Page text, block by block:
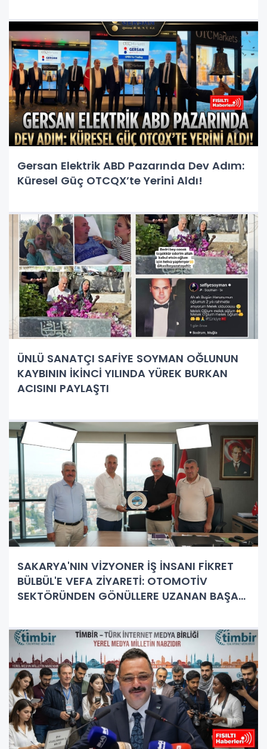
Gersan Elektrik ABD Pazarında Dev Adım:
Küresel Güç OTCQX’te Yerini Aldı!
ÜNLÜ SANATÇI SAFİYE SOYMAN OĞLUNUN
KAYBININ İKİNCİ YILINDA YÜREK BURKAN
ACISINI PAYLAŞTI
SAKARYA'NIN VİZYONER İŞ İNSANI FİKRET
BÜLBÜL'E VEFA ZİYARETİ: OTOMOTİV
SEKTÖRÜNDEN GÖNÜLLERE UZANAN BAŞARI